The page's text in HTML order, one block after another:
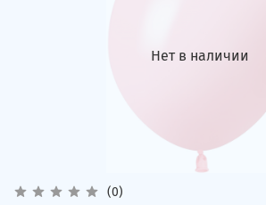
Нет в наличии
(0)